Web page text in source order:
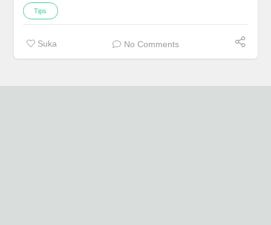
Tips
Suka No Comments